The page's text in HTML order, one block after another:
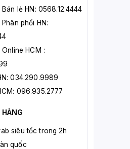
lẻ HN: 0568.12.4444
phối HN:
HCM :
034.290.9989
096.935.2777
HÀNG
siêu tốc trong 2h
quốc